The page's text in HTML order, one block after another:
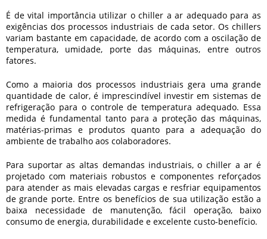
É de vital importância utilizar ochiller a ar adequado para as
exigências dos processos industriais de cada setor. Os chillers
variam bastante em capacidade, de acordo com a oscilação de
temperatura, umidade, porte das máquinas, entre outros
fatores.
Como a maioria dos processos industriais gera uma grande
quantidade de calor, é imprescindível investir em sistemas de
refrigeração para o controle de temperatura adequado. Essa
medida é fundamental tanto para a proteção das máquinas,
matérias-primas e produtos quanto para a adequação do
ambiente de trabalho aos colaboradores.
Para suportar as altas demandas industriais, o chiller a ar é
projetado com materiais robustos e componentes reforçados
para atender as mais elevadas cargas e resfriar equipamentos
de grande porte. Entre os benefícios de sua utilização estão a
baixa necessidade de manutenção, fácil operação, baixo
consumo de energia, durabilidade e excelente custo-benefício.